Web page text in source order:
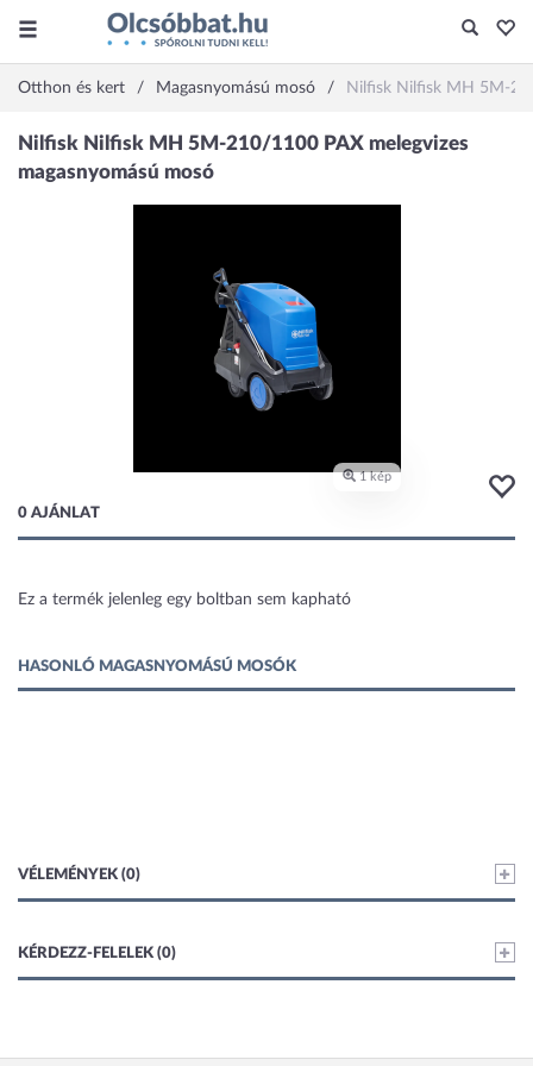
Otthon és kert Magasnyomású mosó Nilfisk Nilfisk MH 5M-
0 AJÁNLAT
Ez a termék jelenleg egy boltban sem kapható
HASONLÓ MAGASNYOMÁSÚ MOSÓK
VÉLEMÉNYEK (0)
KÉRDEZZ-FELELEK (0)